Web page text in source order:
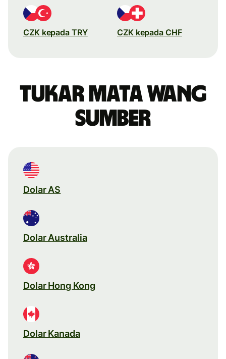
CZK kepada TRY CZK kepada CHF
Tukar mata wang
sumber
Dolar AS
Dolar Australia
Dolar Hong Kong
Dolar Kanada